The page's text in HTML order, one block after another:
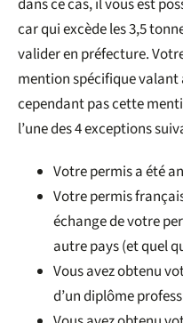
dans ce cas, il vous est
car qui excède les 3,5
valider en préfecture.
mention spécifique valant
cependant pas cette
l’une des 4 exceptions
Votre permis a été
Votre permis
échange de votre
autre pays (et quel
Vous avez obtenu
d’un diplôme